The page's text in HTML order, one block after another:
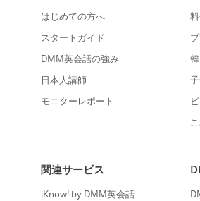
はじめての方へ
スタートガイド
DMM英会話の強み
日本人講師
モニターレポート
関連サービス
iKnow! by DMM英会話